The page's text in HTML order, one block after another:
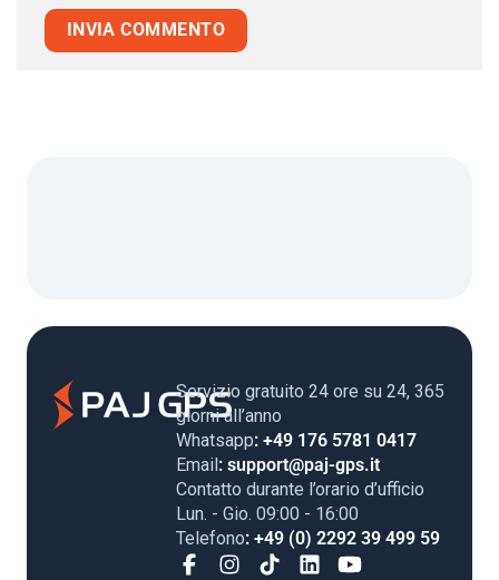
Servizio gratuito 24 ore su 24, 365
giorni all’anno
Whatsapp: +49 176 5781 0417
Email : support@paj-gps.it
Contatto durante l’orario d’ufficio
Lun. - Gio. 09:00 - 16:00
Telefono: +49 (0) 2292 39 499 59